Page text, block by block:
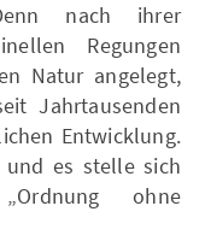
nach ihrer
Regungen
Natur angelegt,
Jahrtausenden
Entwicklung.
und es stelle sich
ohne